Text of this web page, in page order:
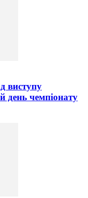
виступу
день чемпіонату